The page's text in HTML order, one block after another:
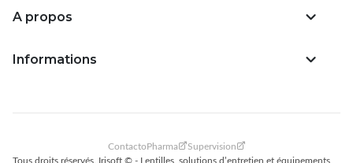
A propos
Informations
ContactoPharma
Supervision
Tous droits réservés. Irisoft © - Lentilles, solutions d’entretien et équipements